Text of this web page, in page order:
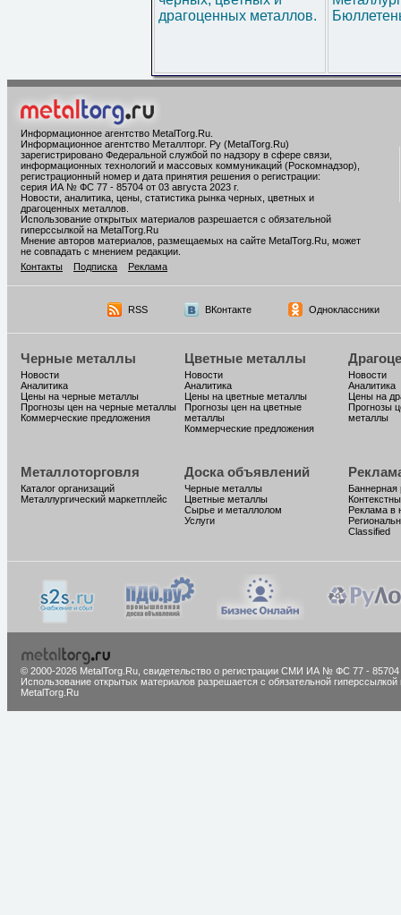
драгоценных металлов.
Информационное агентство MetalTorg.Ru
Информационное агентство Металлторг. Ру (MetalTorg.Ru)
зарегистрировано Федеральной службой по надзору в сфере связи,
информационных технологий и массовых коммуникаций (Роскомнадзор),
регистрационный номер и дата принятия решения о регистрации:
серия ИА № ФС 77 - 85704 от 03 августа 2023 г.
Новости, аналитика, цены, статистика рынка черных, цветных и
драгоценных металлов.
Использование открытых материалов разрешается с обязательной
гиперссылкой на MetalTorg.Ru
Мнение авторов материалов, размещаемых на сайте MetalTorg.Ru, может
не совпадать с мнением редакции.
Контакты
Подписка Реклама
RSS ВКонтакте Одноклассники
Черные металлы
Новости
Аналитика
Цены на черные металлы
Прогнозы цен на черные металлы
Коммерческие предложения
Цветные металлы
Новости
Аналитика
Цены на цветные металлы
Прогнозы цен на цветные
металлы
Коммерческие предложения
Новости
Аналитика
Цены на
Прогнозы
металлы
Металлоторговля
Каталог организаций
Металлургический маркетплейс
Доска объявлений
Черные металлы
Цветные металлы
Сырье и металлолом
Услуги
Баннерная
Реклама в
Classified
© 2000-2026 MetalTorg.Ru, cвидетельство о регистрации СМИ ИА № ФС 77 - 85704
Использование открытых материалов разрешается с обязательной гиперссылкой
MetalTorg.Ru